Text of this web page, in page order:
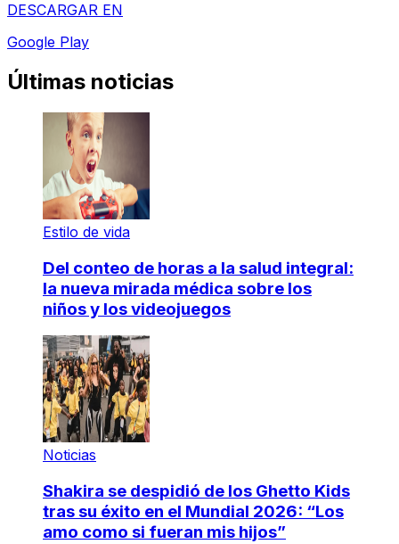
DESCARGAR EN
Google Play
Últimas noticias
Estilo de vida
Del conteo de horas a la salud integral:
la nueva mirada médica sobre los
niños y los videojuegos
Noticias
Shakira se despidió de los Ghetto Kids
tras su éxito en el Mundial 2026: “Los
amo como si fueran mis hijos”